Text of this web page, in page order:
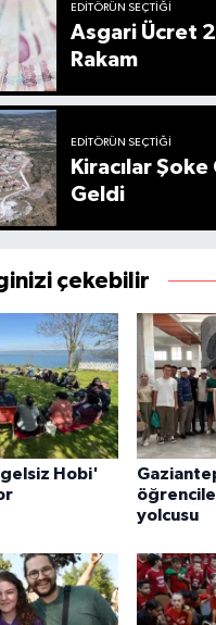
EDITÖRÜN SEÇTIĞI
Asgari Ücret
Rakam
EDITÖRÜN SEÇTIĞI
Kiracılar
Geldi
çekebilir
Hobi'
yolcusu